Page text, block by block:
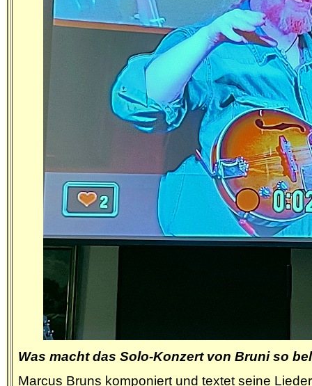
Was macht das Solo-Konzert von Bruni so
Marcus Bruns komponiert und textet seine